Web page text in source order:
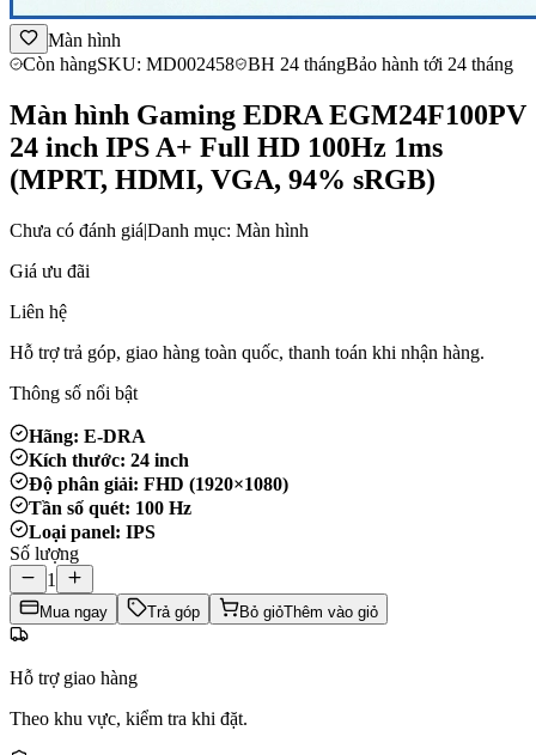
Màn hình
Còn hàngSKU: MD002458 BH 24 thángBảo hành tới 24 tháng
Màn hình Gaming EDRA EGM24F100PV
24 inch IPS A+ Full HD 100Hz 1ms
(MPRT, HDMI, VGA, 94% sRGB)
Chưa có đánh giá|Danh mục: Màn hình
Giá ưu đãi
Liên hệ
Hỗ trợ trả góp, giao hàng toàn quốc, thanh toán khi nhận hàng.
Thông số nổi bật
Hãng: E-DRA
Kích thước: 24 inch
Độ phân giải: FHD (1920×1080)
Tần số quét: 100 Hz
Loại panel: IPS
Số lượng
1
Mua ngay Trả góp Bỏ giỏThêm vào giỏ
Hỗ trợ giao hàng
Theo khu vực, kiểm tra khi đặt.